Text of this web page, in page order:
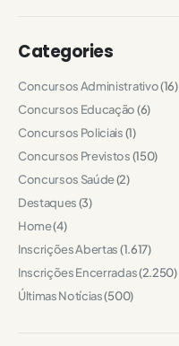
Categories
Concursos Administrativo(16)
Concursos Educação(6)
Concursos Policiais(1)
Concursos Previstos(150)
Concursos Saúde(2)
Destaques(3)
Home(4)
Inscrições Abertas(1.617)
Inscrições Encerradas(2.250)
Últimas Notícias(500)